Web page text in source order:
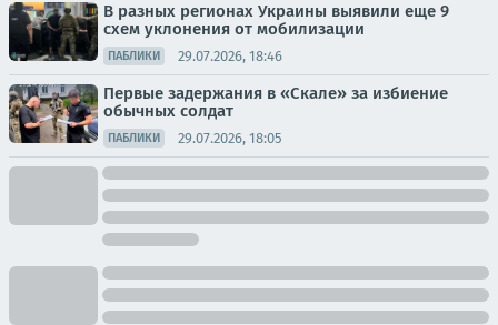
В разных регионах Украины выявили еще 9
схем уклонения от мобилизации
ПАБЛИКИ 29.07.2026, 18:46
Первые задержания в «Скале» за избиение
обычных солдат
ПАБЛИКИ 29.07.2026, 18:05